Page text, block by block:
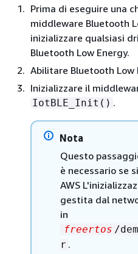
Prima di eseguire una
middleware Bluetooth
inizializzare qualsiasi
Bluetooth Low Energy.
Abilitare Bluetooth Low
Inizializzare il
IotBLE_Init() .
Nota
Questo
è necessario se
AWS
gestita dal
in
freertos /
r .